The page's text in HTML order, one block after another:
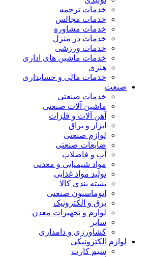
خدمات ترجمه
خدمات مجالس
خدمات مشاوره
خدمات در منزل
خدمات ورزشی
خدمات ماشین های اداری
هنری
خدمات مالی و حسابداری
صنعت
خدمات صنعتی
ماشین آلات صنعتی
آهن آلات و فلزات
ابزار و یراق
لوازم صنعتی
ضایعات صنعتی
آب و فاضلاب
مواد شیمیایی و معدنی
تولید مواد غذایی
بسته بندی کالا
اتوماسیون صنعتی
برق و الکترونیک
لوازم و تجهیزات معدن
سایر
کشاورزی و دامداری
لوازم الکترونیکی
سیم کارت